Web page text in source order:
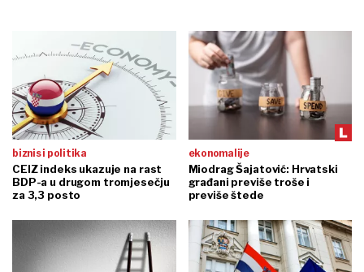
biznis i politika
CEIZ indeks ukazuje na rast
BDP-a u drugom tromjesečju
za 3,3 posto
ekonomalije
Miodrag Šajatović: Hrvatski
građani previše troše i
previše štede